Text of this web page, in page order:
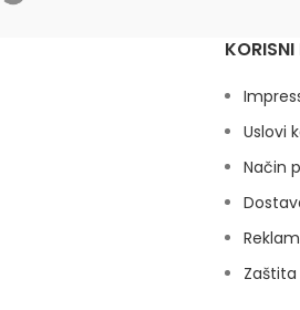
Uslovi
Način